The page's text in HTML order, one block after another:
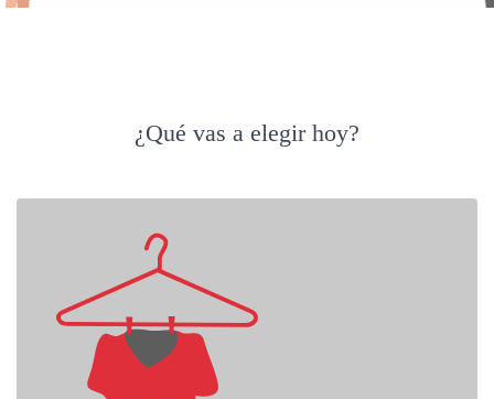
¿Qué vas a elegir hoy?